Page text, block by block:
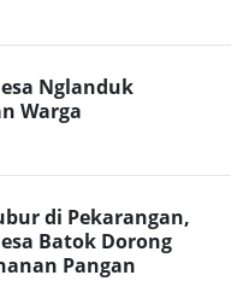
Nglanduk
Warga
di Pekarangan,
Batok Dorong
Pangan